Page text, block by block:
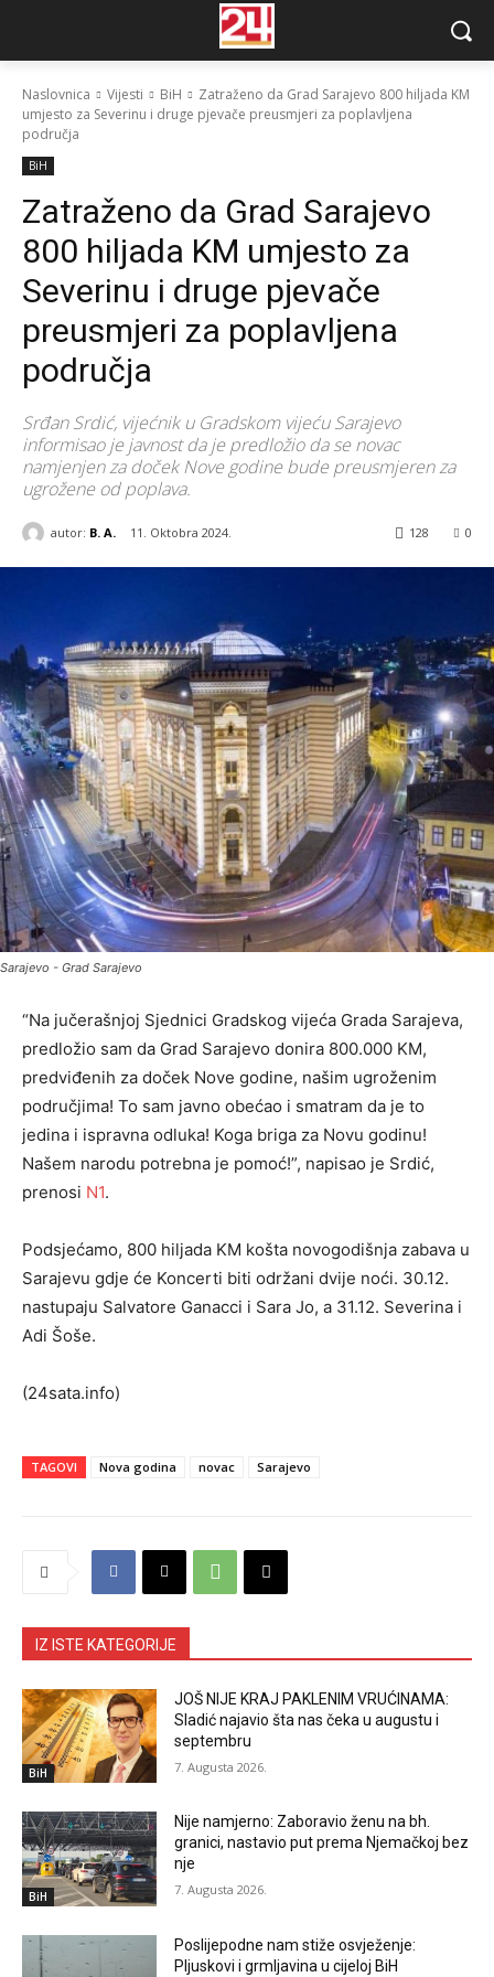
Naslovnica Vijesti BiH
Zatraženo da Grad Sarajevo 800 hiljada KM
umjesto za Severinu i druge pjevače preusmjeri za poplavljena
područja
BiH
Zatraženo da Grad Sarajevo
800 hiljada KM umjesto za
Severinu i druge pjevače
preusmjeri za poplavljena
područja
Srđan Srdić, vijećnik u Gradskom vijeću Sarajevo
informisao je javnost da je predložio da se novac
namjenjen za doček Nove godine bude preusmjeren za
ugrožene od poplava.
autor: B. A. 11. Oktobra 2024. 0
128
Sarajevo - Grad Sarajevo
“Na jučerašnjoj Sjednici Gradskog vijeća Grada Sarajeva,
predložio sam da Grad Sarajevo donira 800.000 KM,
predviđenih za doček Nove godine, našim ugroženim
područjima! To sam javno obećao i smatram da je to
jedina i ispravna odluka! Koga briga za Novu godinu!
Našem narodu potrebna je pomoć!”, napisao je Srdić,
prenosi N1.
Podsjećamo, 800 hiljada KM košta novogodišnja zabava u
Sarajevu gdje će Koncerti biti održani dvije noći. 30.12.
nastupaju Salvatore Ganacci i Sara Jo, a 31.12. Severina i
Adi Šoše.
(24sata.info)
TAGOVI Nova godina novac Sarajevo
IZ ISTE KATEGORIJE
BiH
JOŠ NIJE KRAJ PAKLENIM VRUĆINAMA:
Sladić najavio šta nas čeka u augustu i
septembru
7. Augusta 2026.
BiH
Nije namjerno: Zaboravio ženu na bh.
granici, nastavio put prema Njemačkoj bez
nje
7. Augusta 2026.
Poslijepodne nam stiže osvježenje:
Pljuskovi i grmljavina u cijeloj BiH